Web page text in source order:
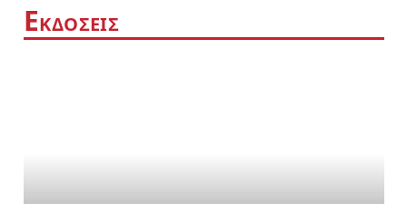
ΕΚΔΟΣΕΙΣ